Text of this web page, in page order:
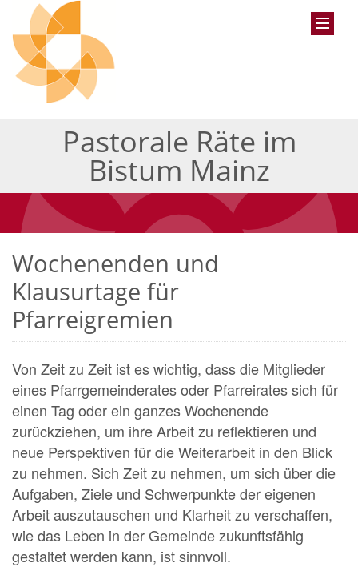
Pastorale Räte im
Bistum Mainz
Wochenenden und
Klausurtage für
Pfarreigremien
Von Zeit zu Zeit ist es wichtig, dass die Mitglieder
eines Pfarrgemeinderates oder Pfarreirates sich für
einen Tag oder ein ganzes Wochenende
zurückziehen, um ihre Arbeit zu reflektieren und
neue Perspektiven für die Weiterarbeit in den Blick
zu nehmen. Sich Zeit zu nehmen, um sich über die
Aufgaben, Ziele und Schwerpunkte der eigenen
Arbeit auszutauschen und Klarheit zu verschaffen,
wie das Leben in der Gemeinde zukunftsfähig
gestaltet werden kann, ist sinnvoll.